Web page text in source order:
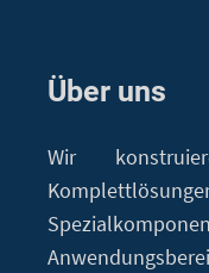
Über uns
Wir